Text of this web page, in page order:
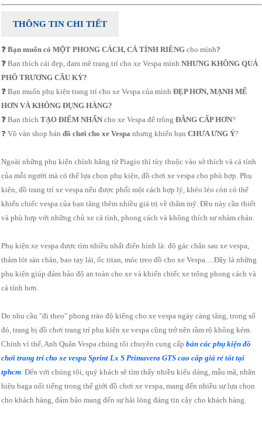
THÔNG TIN CHI TIẾT
❓ Bạn muốn có MỘT PHONG CÁCH, CÁ TÍNH RIÊNGcho mình?
❓Bạn thích cái đẹp, đam mê trang trí cho xe Vespa mìnhNHƯNG KHÔNG QUÁ
PHÔ TRƯƠNG CẦU KỲ?
❓ ​Bạn muốn phụ kiện trang trí cho xe Vespa của mìnhĐẸP HƠN, MẠNH MẼ
HƠN VÀ KHÔNG ĐỤNG HÀNG?
❓Bạn thíchTẠO ĐIỂM NHẤN cho xe Vespa để trôngĐẲNG CẤP HƠN?
❓ Vô vàn shop bánđồ chơi cho xe Vespanhưng khiến bạn CHƯA ƯNG Ý?
Ngoài những phụ kiện chính hãng từ Piagio thì tùy thuộc vào sở thích và cá tính
của mỗi người mà có thể lựa chọn phụ kiện, đồ chơi xe vespa cho phù hợp. Phụ
kiện, đồ trang trí xe vespa nếu được phối một cách hợp lý, khéo léo còn có thể
khiến chiếc vespa của bạn tăng thêm nhiều giá trị về thẩm mỹ. Đều này cần thiết
và phù hợp với những chủ xe cá tính, phong cách và không thích sự nhàm chán.
Phụ kiện xe vespa được tìm nhiều nhất điển hình là: độ gác chân sau xe vespa,
thảm lót sàn chân, bao tay lái, ốc titan, móc treo đồ cho xe Vespa.....Đây là những
phụ kiện giúp đảm bảo độ an toàn cho xe và khiến chiếc xe trông phong cách và
cá tính hơn.
Do nhu cầu "đi theo" phong trào độ kiểng cho xe vespa ngày càng tăng, trong số
đó, trang bị đồ chơi trang trí phụ kiện xe vespa cũng trở nên rầm rộ không kém.
Chính vì thế, Anh Quân Vespa chúng tôi chuyên cung cấpbán các phụ kiện đồ
chơi trang trí cho xe vespa Sprint Lx S Primavera GTS cao cấp giá rẻ tốt tại
tphcm. Đến với chúng tôi, quý khách sẽ tìm thấy nhiều kiểu dáng, mẫu mã, nhãn
hiệu baga nổi tiếng trong thế giới đồ chơi xe vespa, mang đến nhiều sự lựa chọn
cho khách hàng, đảm bảo mang đến sự hài lòng đáng tin cậy cho khách hàng.